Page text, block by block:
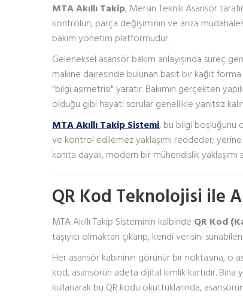
MTA Akıllı Takip, Mersin Teknik Asansör
kontrolün, parça değişiminin ve arıza
bakım yönetim platformudur.
Geleneksel asansör bakım anlayışında süreç
makine dairesinde bulunan basit bir kağıt
"bilgi asimetrisi" yaratır. Bakımın gerçekten
olduğu gibi hayati sorular genellikle yanıtsız
MTA Akıllı Takip Sistemi, bu bilgi boşluğunu
ve kontrol edilemez yaklaşımı reddeder;
kanıta dayalı, modern bir mühendislik yaklaşımı
QR Kod Teknolojisi ile
MTA Akıllı Takip Sisteminin kalbinde QR Kod
taşıyıcı olmaktan çıkarıp, kendi verisini
Her asansör kabininin görünür bir noktasına, o
kod, asansörün adeta dijital kimlik kartıdır. Bina
kullanarak bu QR kodu okuttuklarında,